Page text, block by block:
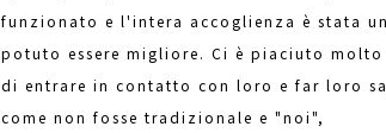
funzionato e l'intera accoglienza è stata
potuto essere migliore. Ci è piaciuto
di entrare in contatto con loro e far loro
come non fosse tradizionale e "noi",